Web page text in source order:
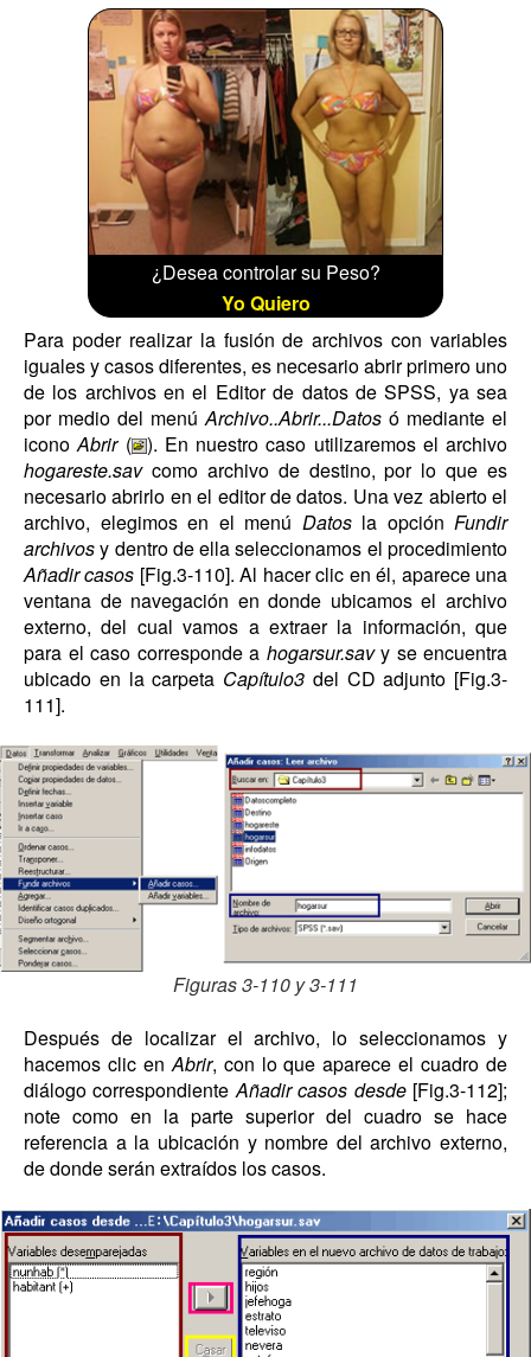
¿Desea controlar su Peso?
Yo Quiero
Para poder realizar la fusión de archivos con variables
iguales y casos diferentes, es necesario abrir primero uno
de los archivos en el Editor de datos de SPSS, ya sea
por medio del menúArchivo..Abrir...Datos ó mediante el
iconoAbrir( ). En nuestro caso utilizaremos el archivo
hogareste.savcomo archivo de destino, por lo que es
necesario abrirlo en el editor de datos. Una vez abierto el
archivo, elegimos en el menú Datosla opción Fundir
archivosy dentro de ella seleccionamos el procedimiento
Añadir casos [Fig.3-110]. Al hacer clic en él, aparece una
ventana de navegación en donde ubicamos el archivo
externo, del cual vamos a extraer la información, que
para el caso corresponde a hogarsur.savy se encuentra
ubicado en la carpeta Capítulo3 del CD adjunto [Fig.3-
111].
Figuras 3-110 y 3-111
Después de localizar el archivo, lo seleccionamos y
hacemos clic enAbrir, con lo que aparece el cuadro de
diálogo correspondienteAñadir casos desde[Fig.3-112];
note como en la parte superior del cuadro se hace
referencia a la ubicación y nombre del archivo externo,
de donde serán extraídos los casos.